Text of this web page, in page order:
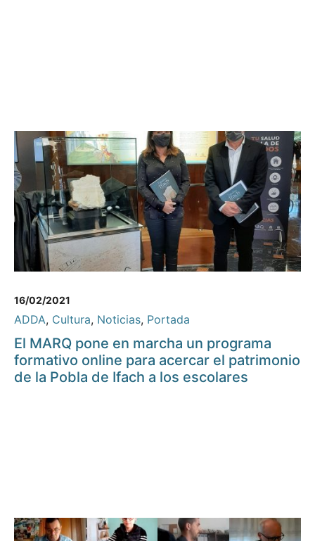
16/02/2021
ADDA, Cultura, Noticias, Portada
El MARQ pone en marcha un programa
formativo online para acercar el patrimonio
de la Pobla de Ifach a los escolares